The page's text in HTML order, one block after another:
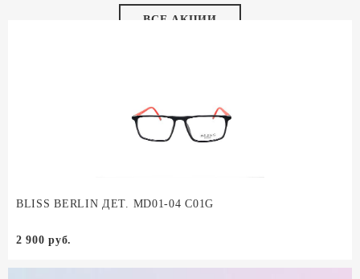
ВСЕ АКЦИИ
BLISS BERLIN ДЕТ. MD01-04 C01G
2 900 руб.